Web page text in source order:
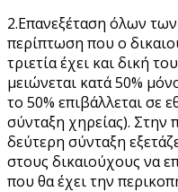
2.Επανεξέταση όλων
περίπτωση που ο
τριετία έχει και δική
μειώνεται κατά 50%
το 50% επιβάλλεται σε
σύνταξη χηρείας). Στην
δεύτερη σύνταξη
στους δικαιούχους να
που θα έχει την